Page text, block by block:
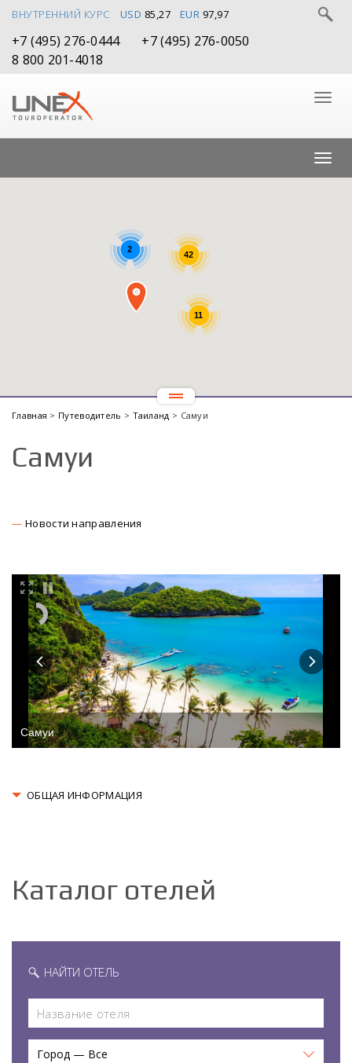
ВНУТРЕННИЙ КУРС USD 85,27 EUR 97,97
+7 (495) 276-0444
+7 (495) 276-0050
8 800 201-4018
11
42
2
Главная > Путеводитель > Таиланд > Самуи
Самуи
Новости направления
Самуи
ОБЩАЯ ИНФОРМАЦИЯ
Каталог отелей
НАЙТИ ОТЕЛЬ
Город — Все